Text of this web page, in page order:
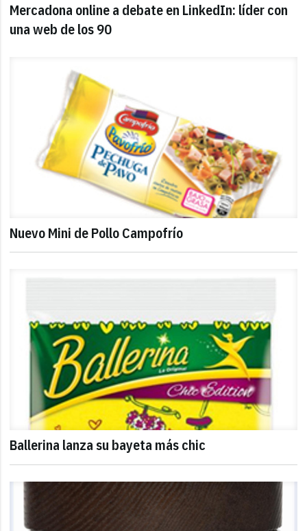
Mercadona online a debate en LinkedIn: líder con
una web de los 90
Nuevo Mini de Pollo Campofrío
Ballerina lanza su bayeta más chic